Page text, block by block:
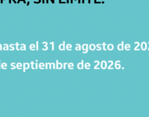
DE WORLDSHISHAS
y promociones de Worldshishas.